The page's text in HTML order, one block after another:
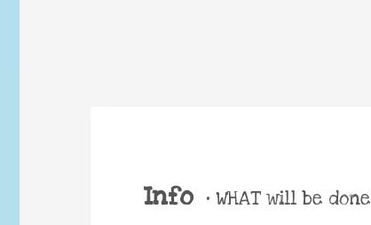
Info • WHAT will be done